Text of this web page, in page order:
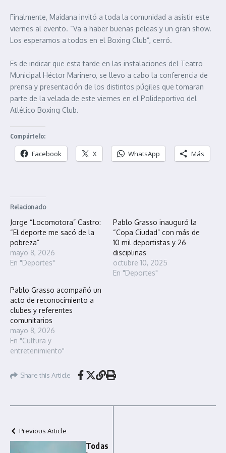
Finalmente, Maidana invitó a toda la comunidad a asistir este
viernes al evento. “Va a haber buenas peleas y un gran show.
Los esperamos a todos en el Boxing Club”, cerró.
Es de indicar que esta tarde en las instalaciones del Teatro
Municipal Héctor Marinero, se llevo a cabo la conferencia de
prensa y presentación de los distintos púgiles que tomaran
parte de la velada de este viernes en el Polideportivo del
Atlético Boxing Club.
Compártelo:
Facebook X WhatsApp Más
Relacionado
Jorge “Locomotora” Castro:
“El deporte me sacó de la
pobreza”
mayo 8, 2026
En "Deportes"
Pablo Grasso inauguró la
“Copa Ciudad” con más de
10 mil deportistas y 26
disciplinas
octubre 10, 2025
En "Deportes"
Pablo Grasso acompañó un
acto de reconocimiento a
clubes y referentes
comunitarios
mayo 8, 2026
En "Cultura y
entretenimiento"
Share this Article
Previous Article
Todas